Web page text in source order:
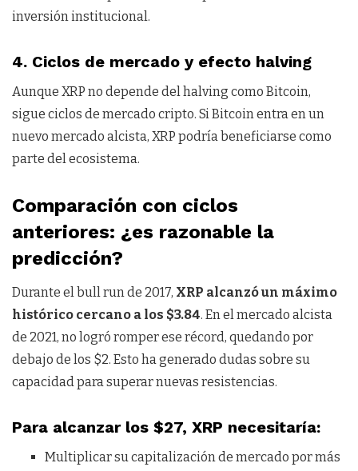
inversión institucional.
4. Ciclos de mercado y efecto halving
Aunque XRP no depende del halving como Bitcoin,
sigue ciclos de mercado cripto. Si Bitcoin entra en un
nuevo mercado alcista, XRP podría beneficiarse como
parte del ecosistema.
Comparación con ciclos
anteriores: ¿es razonable la
predicción?
Durante el bull run de 2017, XRP alcanzó un máximo
histórico cercano a los $3.84. En el mercado alcista
de 2021, no logró romper ese récord, quedando por
debajo de los $2. Esto ha generado dudas sobre su
capacidad para superar nuevas resistencias.
Para alcanzar los $27, XRP necesitaría:
Multiplicar su capitalización de mercado por más